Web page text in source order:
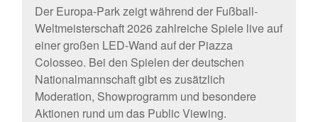
Der Europa-Park zeigt während der Fußball-
Weltmeisterschaft 2026 zahlreiche Spiele live auf
einer großen LED-Wand auf der Piazza
Colosseo. Bei den Spielen der deutschen
Nationalmannschaft gibt es zusätzlich
Moderation, Showprogramm und besondere
Aktionen rund um das Public Viewing.